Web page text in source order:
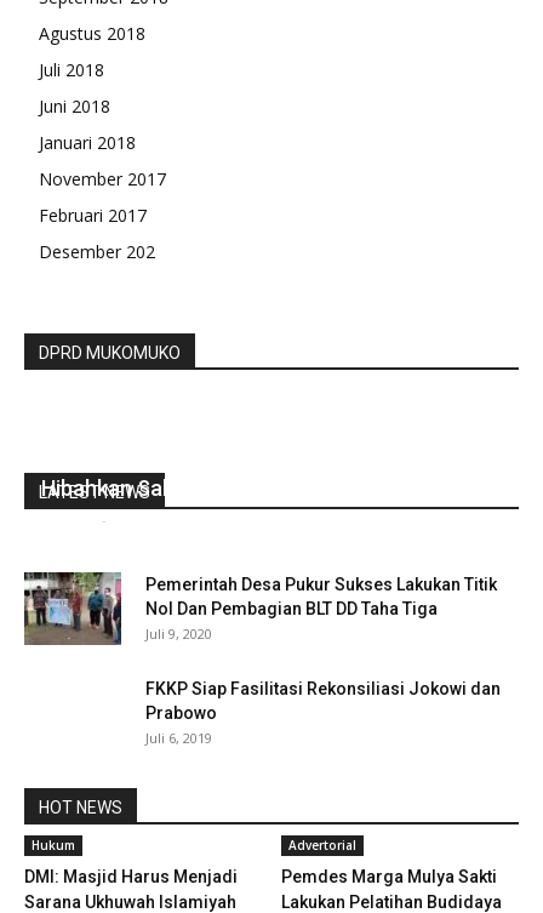
Agustus 2018
Juli 2018
Juni 2018
Januari 2018
November 2017
Februari 2017
Desember 202
DPRD MUKOMUKO
LATEST NEWS
Hibahkan Saham Ke Pemerintah
-
Pemerintah Desa Pukur Sukses Lakukan Titik
Nol Dan Pembagian BLT DD Taha Tiga
Juli 9, 2020
FKKP Siap Fasilitasi Rekonsiliasi Jokowi dan
Prabowo
Juli 6, 2019
HOT NEWS
Hukum
DMI: Masjid Harus Menjadi
Sarana Ukhuwah Islamiyah
Advertorial
Pemdes Marga Mulya Sakti
Lakukan Pelatihan Budidaya